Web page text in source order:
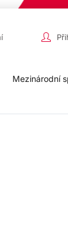
Mezinárodní